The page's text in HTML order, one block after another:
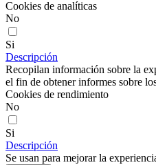
Cookies de analíticas
No
Si
Descripción
Recopilan información sobre la
el fin de obtener informes sobre
Cookies de rendimiento
No
Si
Descripción
Se usan para mejorar la